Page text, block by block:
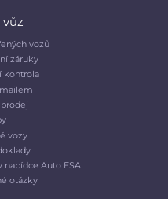
vozů
záruky
kontrola
vozy
nabídce Auto ESA
otázky